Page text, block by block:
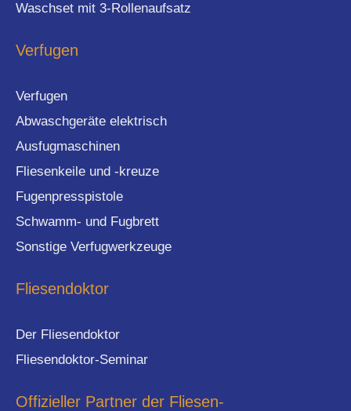
Waschset mit 3-Rollenaufsatz
Verfugen
Verfugen
Abwaschgeräte elektrisch
Ausfugmaschinen
Fliesenkeile und -kreuze
Fugenpresspistole
Schwamm- und Fugbrett
Sonstige Verfugwerkzeuge
Fliesendoktor
Der Fliesendoktor
Fliesendoktor-Seminar
Offizieller Partner der Fliesen-